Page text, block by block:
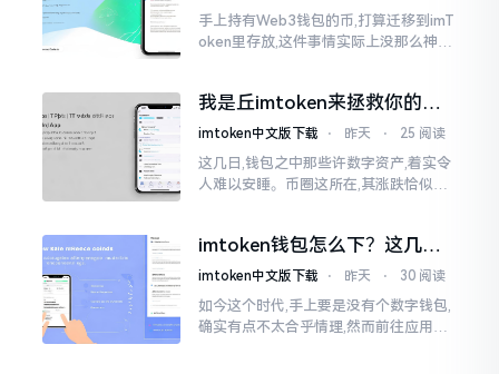
手上持有Web3钱包的币,打算迁移到imT
oken里存放,这件事情实际上没那么神秘
我是丘imtoken来拯救你的钱
包
imtoken中文版下载 ⋅ 昨天 ⋅ 25 阅读
这几日,钱包之中那些许数字资产,着实令
人难以安睡。币圈这所在,其涨跌恰似翻
堆币
imtoken钱包怎么下？这几种
靠谱路子别走歪
imtoken中文版下载 ⋅ 昨天 ⋅ 30 阅读
如今这个时代,手上要是没有个数字钱包,
确实有点不太合乎情理,然而前往应用商